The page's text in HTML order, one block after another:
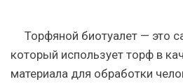
Торфяной биотуалет — это
который использует торф в
материала для обработки